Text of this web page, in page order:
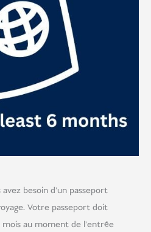
besoin d'un passeport
Votre passeport doit
mois au moment de l'entrée